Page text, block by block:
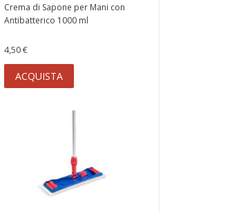
Crema di Sapone per Mani con
Antibatterico 1000 ml
4,50 €
ACQUISTA